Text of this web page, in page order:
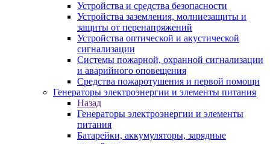
Устройства и средства безопасности
Устройства заземления, молниезащиты и
защиты от перенапряжений
Устройства оптической и акустической
сигнализации
Системы пожарной, охранной сигнализации
и аварийного оповещения
Средства пожаротушения и первой помощи
Генераторы электроэнергии и элементы питания
Назад
Генераторы электроэнергии и элементы
питания
Батарейки, аккумуляторы, зарядные